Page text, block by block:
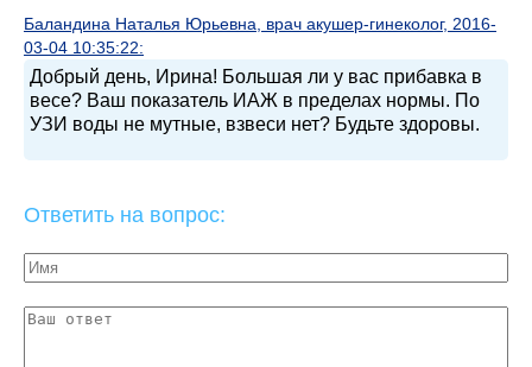
Баландина Наталья Юрьевна, врач акушер-гинеколог, 2016-
03-04 10:35:22:
Добрый день, Ирина! Большая ли у вас прибавка в
весе? Ваш показатель ИАЖ в пределах нормы. По
УЗИ воды не мутные, взвеси нет? Будьте здоровы.
Ответить на вопрос: